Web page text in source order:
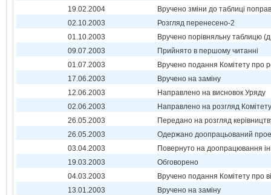
19.02.2004
Вручено зміни до таблиці
02.10.2003
Розгляд перенесено-2
01.10.2003
Вручено порівняльну таблицю
09.07.2003
Прийнято в першому читанні
01.07.2003
Вручено подання Комітету про
17.06.2003
Вручено на заміну
12.06.2003
Направлено на висновок Уряду
02.06.2003
Направлено на розгляд Комітету
26.05.2003
Передано на розгляд
26.05.2003
Одержано доопрацьований
03.04.2003
Повернуто на доопрацювання
19.03.2003
Обговорено
04.03.2003
Вручено подання Комітету про
13.01.2003
Вручено на заміну